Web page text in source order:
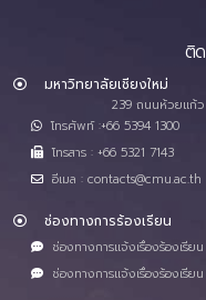
ติ
มหาวิทยาลัยเชียงใหม่
239 ถนนห้วยแก้ว
โทรศัพท์ :+66 5394 1300
โทรสาร : +66 5321 7143
อีเมล : contacts@cmu.ac.th
ช่องทางการร้องเรียน
ช่องทางการแจ้งเรื่องร้องเรี
ช่องทางการแจ้งเรื่องร้องเรี